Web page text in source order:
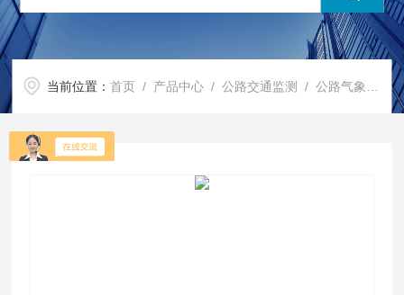
当前位置：首页 / 产品中心 /公路交通监测 /公路气象站 /